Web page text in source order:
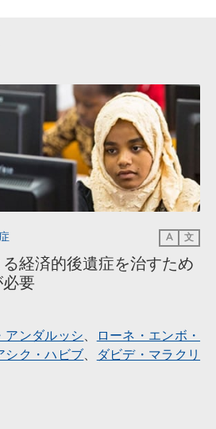
A 文
経済的後遺症を治すため
要
アンダルッシ、ローネ・エンボ・
シク・ハビブ、ダビデ・マラクリ